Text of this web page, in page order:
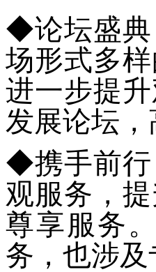
◆论坛盛
场形式多
进一步提
发展论坛
◆携手前
观服务，
尊享服务
务，也涉